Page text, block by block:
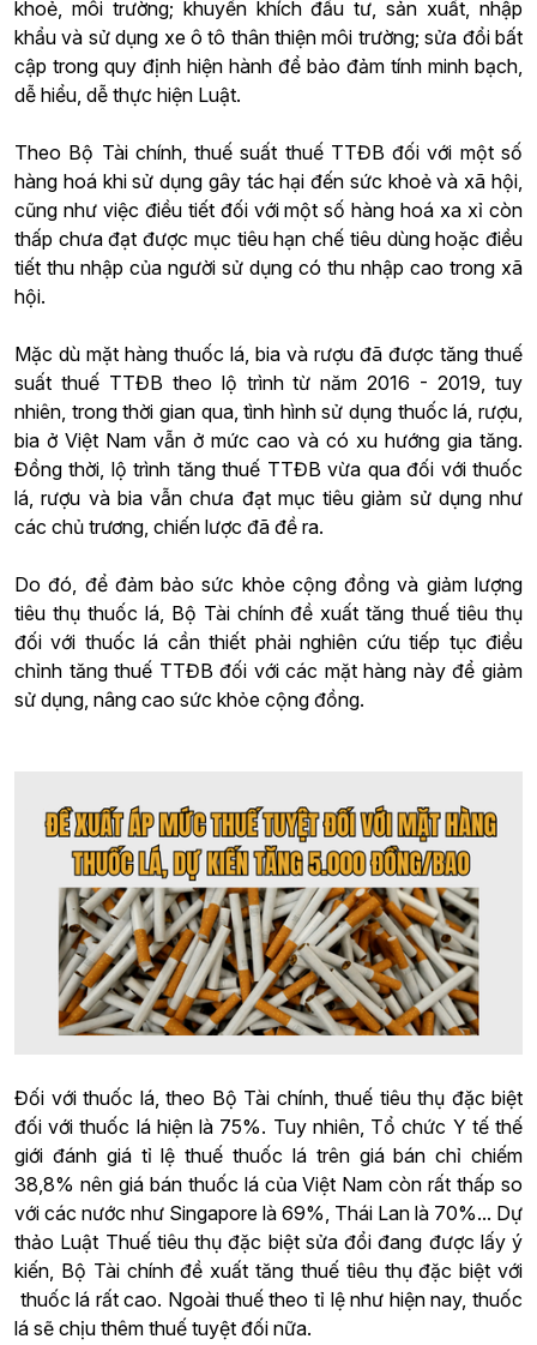
khoẻ, môi trường; khuyến khích đầu tư, sản xuất, nhập
khẩu và sử dụng xe ô tô thân thiện môi trường; sửa đổi bất
cập trong quy định hiện hành để bảo đảm tính minh bạch,
dễ hiểu, dễ thực hiện Luật.
Theo Bộ Tài chính, thuế suất thuế TTĐB đối với một số
hàng hoá khi sử dụng gây tác hại đến sức khoẻ và xã hội,
cũng như việc điều tiết đối với một số hàng hoá xa xỉ còn
thấp chưa đạt được mục tiêu hạn chế tiêu dùng hoặc điều
tiết thu nhập của người sử dụng có thu nhập cao trong xã
hội.
Mặc dù mặt hàng thuốc lá, bia và rượu đã được tăng thuế
suất thuế TTĐB theo lộ trình từ năm 2016 - 2019, tuy
nhiên, trong thời gian qua, tình hình sử dụng thuốc lá, rượu,
bia ở Việt Nam vẫn ở mức cao và có xu hướng gia tăng.
Đồng thời, lộ trình tăng thuế TTĐB vừa qua đối với thuốc
lá, rượu và bia vẫn chưa đạt mục tiêu giảm sử dụng như
các chủ trương, chiến lược đã đề ra.
Do đó, để đảm bảo sức khỏe cộng đồng và giảm lượng
tiêu thụ thuốc lá, Bộ Tài chính đề xuất tăng thuế tiêu thụ
đối với thuốc lá cần thiết phải nghiên cứu tiếp tục điều
chỉnh tăng thuế TTĐB đối với các mặt hàng này để giảm
sử dụng, nâng cao sức khỏe cộng đồng.
Đối với thuốc lá, theo Bộ Tài chính, thuế tiêu thụ đặc biệt
đối với thuốc lá hiện là 75%. Tuy nhiên, Tổ chức Y tế thế
giới đánh giá tỉ lệ thuế thuốc lá trên giá bán chỉ chiếm
38,8% nên giá bán thuốc lá của Việt Nam còn rất thấp so
với các nước như Singapore là 69%, Thái Lan là 70%... Dự
thảo Luật Thuế tiêu thụ đặc biệt sửa đổi đang được lấy ý
kiến, Bộ Tài chính đề xuất tăng thuế tiêu thụ đặc biệt với
thuốc lá rất cao. Ngoài thuế theo tỉ lệ như hiện nay, thuốc
lá sẽ chịu thêm thuế tuyệt đối nữa.